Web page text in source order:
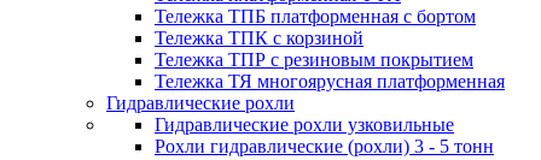
Тележка ТПБ платформенная с бортом
Тележка ТПК с корзиной
Тележка ТПР с резиновым покрытием
Тележка ТЯ многоярусная платформенная
Гидравлические рохли
Гидравлические рохли узковильные
Рохли гидравлические (рохли) 3 - 5 тонн